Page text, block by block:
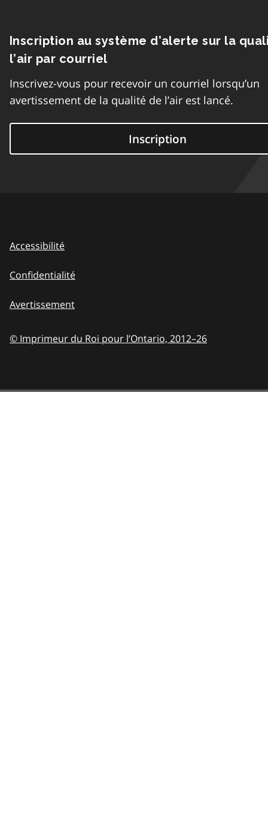
Inscription au système d’alerte sur la
l’air par courriel
Inscrivez-vous pour recevoir un courriel lorsqu’un
avertissement de la qualité de l’air est lancé.
Inscription
Accessibilité
Confidentialité
Avertissement
© Imprimeur du Roi pour l’Ontario, 2012–26